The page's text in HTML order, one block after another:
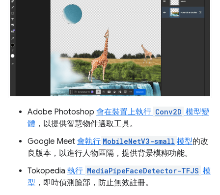
Adobe Photoshop 會在裝置上執行 Conv2D 模型變
體 ，以提供智慧物件選取工具。
Google Meet 會執行 MobileNetV3-small 模型的改
良版本，以進行人物區隔，提供背景模糊功能。
Tokopedia 執行 MediaPipeFaceDetector-TFJS 模
型 ，即時偵測臉部，防止無效註冊。